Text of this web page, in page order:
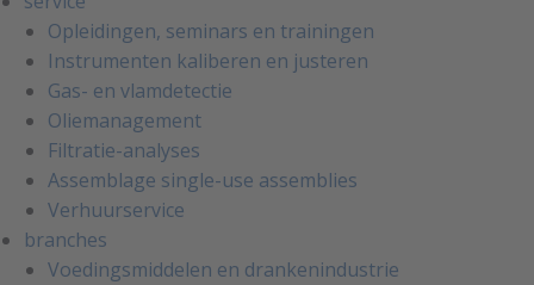
Opleidingen, seminars en trainingen
Instrumenten kaliberen en justeren
Gas- en vlamdetectie
Oliemanagement
Filtratie-analyses
Assemblage single-use assemblies
Verhuurservice
branches
Voedingsmiddelen en drankenindustrie